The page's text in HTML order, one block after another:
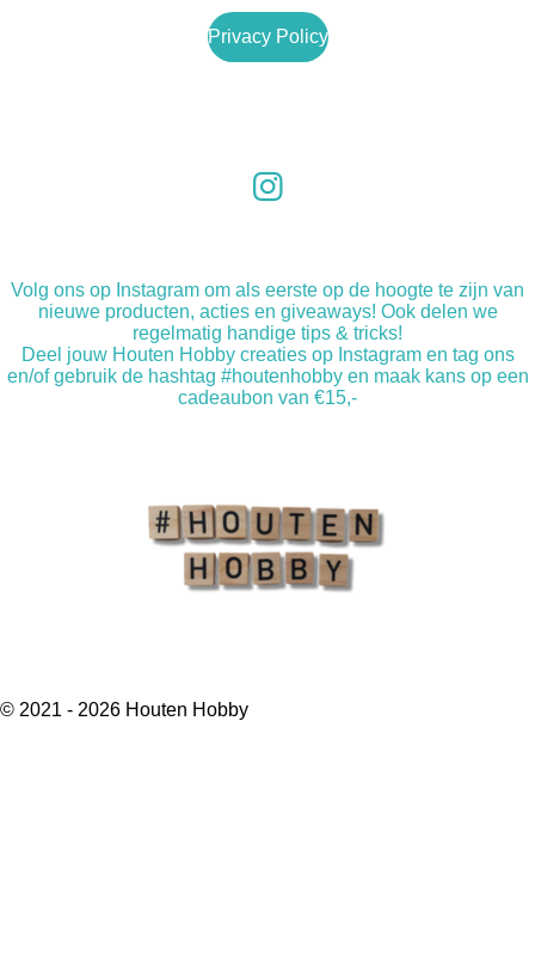
Privacy Policy
I
t
a
g
r
Volg ons op Instagram om als eerste op de hoogte te zijn van
nieuwe producten, acties en giveaways! Ook delen we
regelmatig handige tips & tricks!
Deel jouw Houten Hobby creaties op Instagram en tag ons
en/of gebruik de hashtag #houtenhobby en maak kans op een
cadeaubon van €15,-
© 2021 - 2026 Houten Hobby